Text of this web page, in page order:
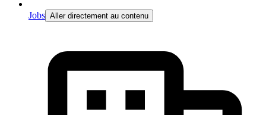
Jobs Aller directement au contenu